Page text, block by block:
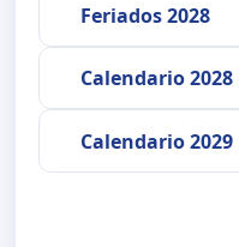
Feriados 2028
Calendario 2028
Calendario 2029